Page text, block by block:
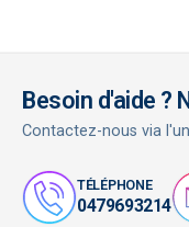
Besoin d'aide ?
Contactez-nous via
TÉLÉPHONE
0479693214